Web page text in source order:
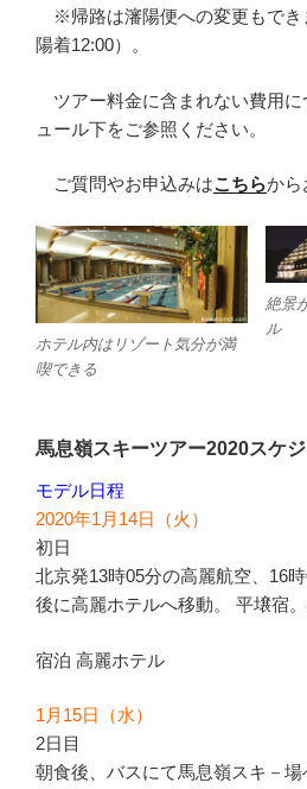
※帰路は瀋陽便への変更もでき
陽着12:00）。
ツアー料金に含まれない費用に
ュール下をご参照ください。
ご質問やお申込みはこちらから
ホテル内はリゾート気分が満
喫できる
絶景
ル
馬息嶺スキーツアー2020スケ
モデル日程
2020年1月14日（火）
初日
北京発13時05分の高麗航空、16
後に高麗ホテルへ移動。 平壌宿。
宿泊 高麗ホテル
1月15日（水）
2日目
朝食後、バスにて馬息嶺スキ－場